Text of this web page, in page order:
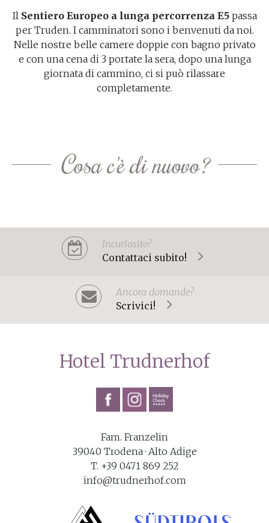
Il Sentiero Europeo a lunga percorrenza E5passa
per Truden. I camminatori sono i benvenuti da noi.
Nelle nostre belle camere doppie con bagno privato
e con una cena di 3 portate la sera, dopo una lunga
giornata di cammino, ci si può rilassare
completamente.
Cosa c'è di nuovo?
Incuriosito?
Contattaci subito!
Ancora domande?
Scrivici!
Hotel Trudnerhof
Fam. Franzelin
39040 Trodena· Alto Adige
T. +39 0471 869 252
info@trudnerhof.com